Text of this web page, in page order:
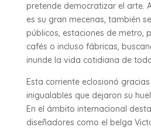
pretende democratizar el arte.
es su gran mecenas, también
públicos, estaciones de metro,
cafés o incluso fábricas,
inunde la vida cotidiana de
Esta corriente eclosionó
inigualables que dejaron su
En el ámbito internacional
diseñadores como el belga